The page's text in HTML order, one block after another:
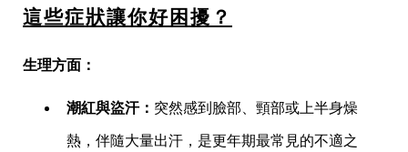
這些症狀讓你好困擾？
生理方面：
潮紅與盜汗： 突然感到臉部、頸部或上半身燥
熱，伴隨大量出汗，是更年期最常見的不適之